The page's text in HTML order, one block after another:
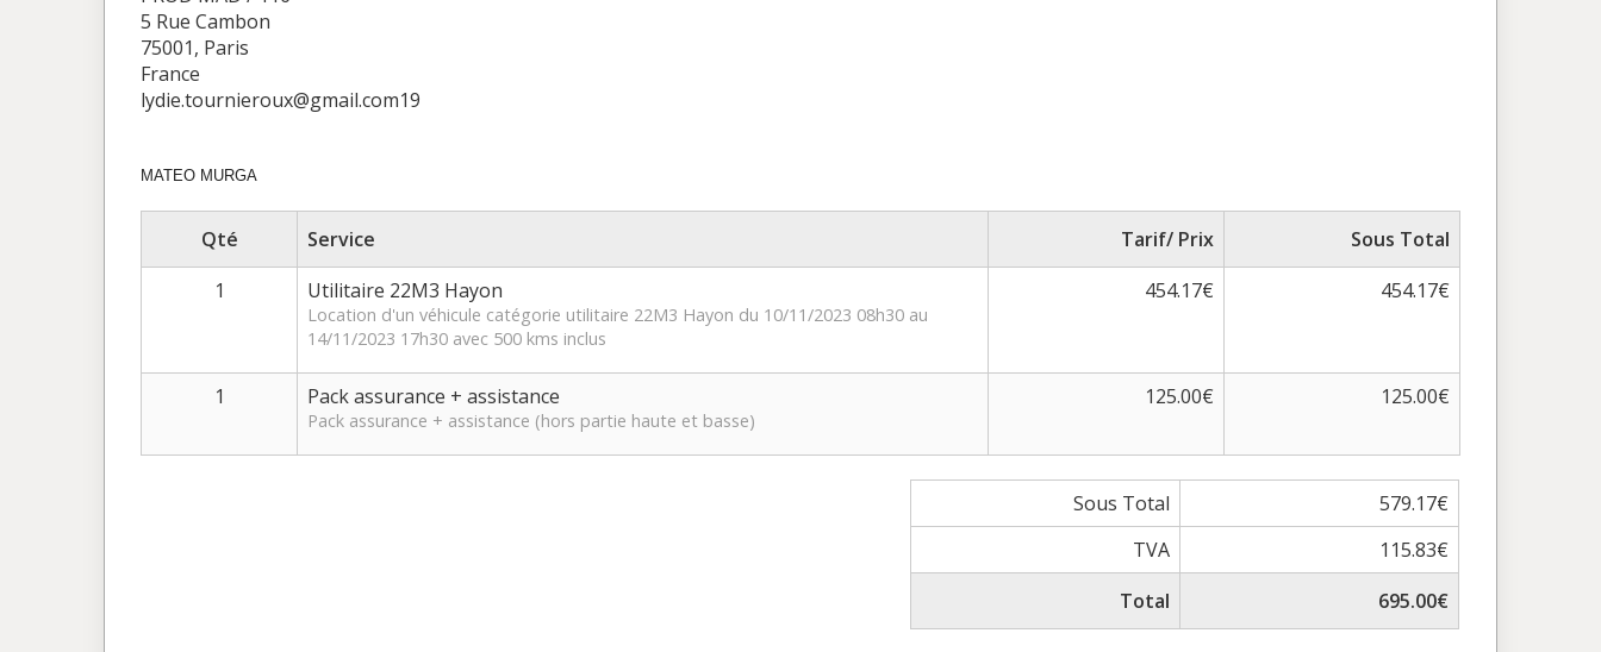
5 Rue Cambon
75001, Paris
France
lydie.tournieroux@gmail.com19
MATEO MURGA
Qté Service Tarif/ Prix
Sous Total
1
Utilitaire 22M3 Hayon
Location d'un véhicule catégorie utilitaire 22M3 Hayon du 10/11/2023 08h30 au
14/11/2023 17h30 avec 500 kms inclus
454.17€ 454.17€
1 Pack assurance + assistance
Pack assurance + assistance (hors partie haute et basse)
125.00€ 125.00€
Sous Total
579.17€
TVA
115.83€
Total
695.00€